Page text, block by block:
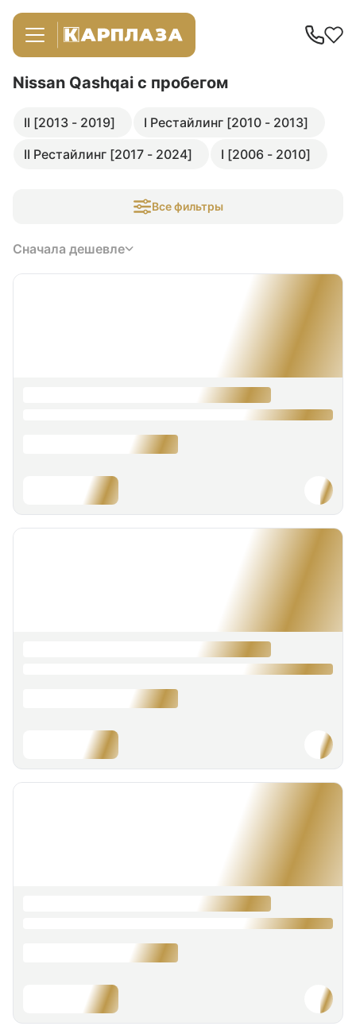
Nissan Qashqai с пробегом
II [2013 - 2019]
I Рестайлинг [2010 - 2013]
II Рестайлинг [2017 - 2024]
I [2006 - 2010]
Все фильтры
Сначала дешевле